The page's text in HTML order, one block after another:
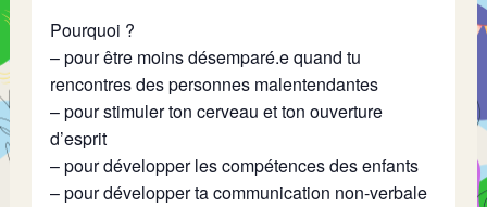
Pourquoi ?
– pour être moins désemparé.e quand tu
rencontres des personnes malentendantes
– pour stimuler ton cerveau et ton ouverture
d’esprit
– pour développer les compétences des enfants
– pour développer ta communication non-verbale